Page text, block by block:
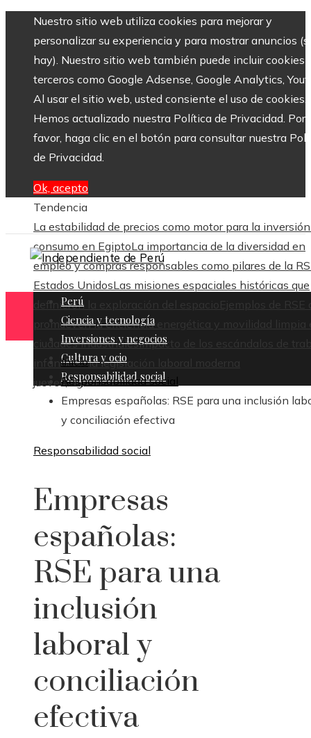
Nuestro sitio web utiliza cookies para mejorar y
personalizar su experiencia y para mostrar anuncios
hay). Nuestro sitio web también puede incluir cookies
terceros como Google Adsense, Google Analytics,
Al usar el sitio web, usted consiente el uso de cookies.
Hemos actualizado nuestra Política de Privacidad. Por
favor, haga clic en el botón para consultar nuestra
de Privacidad.
Ok, acepto
Tendencia
La estabilidad de precios como motor para la
consumo en EgiptoLa importancia de la diversidad en
empleo y compras responsables como pilares de la
Estados UnidosLas misiones espaciales históricas que
definieron la exploración del espacio Ejemplos de RSE
promueven la eficiencia energética y movilidad limpia
ciudades industrialesImpacto de los escándalos de
infantil en la legislación laboral moderna
jueves, agosto 6
Perú
Ciencia y tecnología
Inversiones y negocios
Cultura y ocio
Responsabilidad social
Inicio
Responsabilidad social
Empresas españolas: RSE para una inclusión
y conciliación efectiva
Responsabilidad social
Empresas
españolas:
RSE para una
inclusión
laboral y
conciliación
efectiva